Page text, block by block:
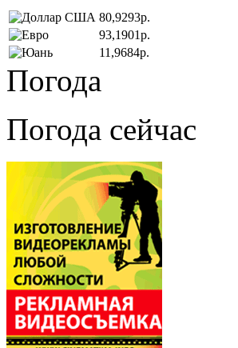
80,9293р.
93,1901р.
11,9684р.
Погода
Погода сейчас